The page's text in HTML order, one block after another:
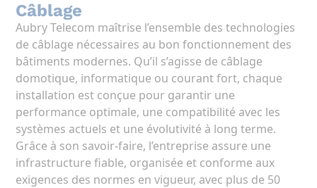
Câblage
Aubry Telecom maîtrise l’ensemble des technologies
de câblage nécessaires au bon fonctionnement des
bâtiments modernes. Qu’il s’agisse de câblage
domotique, informatique ou courant fort, chaque
installation est conçue pour garantir une
performance optimale, une compatibilité avec les
systèmes actuels et une évolutivité à long terme.
Grâce à son savoir-faire, l’entreprise assure une
infrastructure fiable, organisée et conforme aux
exigences des normes en vigueur, avec plus de 50